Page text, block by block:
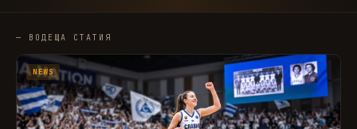
— ВОДЕЩА СТАТИЯ
NEWS